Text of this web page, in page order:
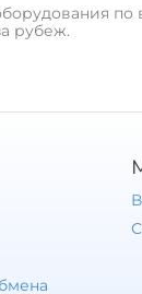
по
рубеж.